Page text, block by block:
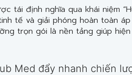
tái định nghĩa qua khái niệm
tế và giải phóng hoàn toàn
trọn gói là nền tảng giúp
Med đẩy nhanh chiến